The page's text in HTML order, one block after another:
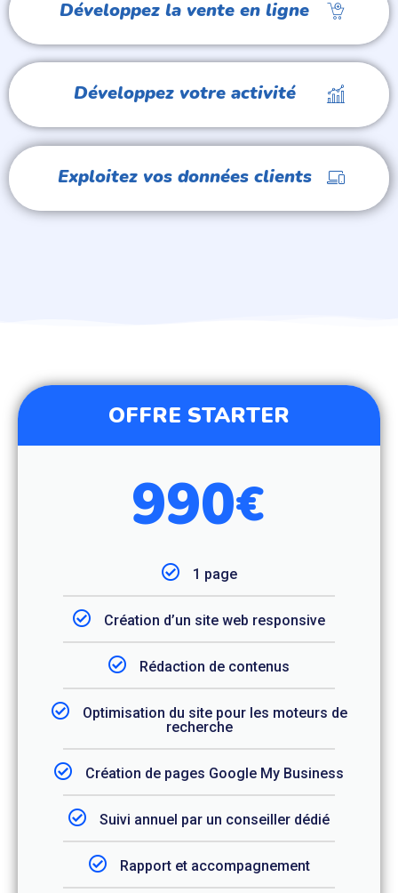
Développez la vente en ligne
Développez votre activité
Exploitez vos données clients
OFFRE STARTER
990€
1 page
Création d’un site web responsive
Rédaction de contenus
Optimisation du site pour les moteurs de
recherche
Création de pages Google My Business
Suivi annuel par un conseiller dédié
Rapport et accompagnement